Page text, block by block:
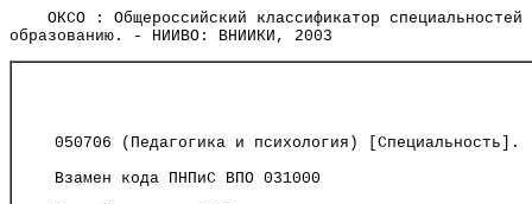
ОКСО : Общероссийский классификатор специальностей
образованию. - НИИВО: ВНИИКИ, 2003
050706 (Педагогика и психология) [Специальность].
Взамен кода ПНПиС ВПО 031000